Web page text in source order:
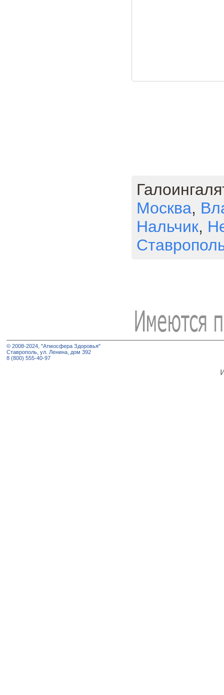
Москва,
Нальчик,
© 2008-2024, "Атмосфера Здоровья"
Ставрополь, ул. Ленина, дом 392
8 (800) 555-40-97